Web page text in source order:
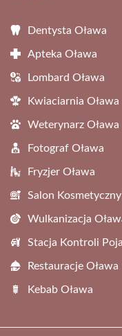
Dentysta Oława
Apteka Oława
Lombard Oława
Kwiaciarnia Oława
Weterynarz Oława
Fotograf Oława
Fryzjer Oława
Salon
Wulkanizacja
Stacja Kontroli
Restauracje Oława
Kebab Oława